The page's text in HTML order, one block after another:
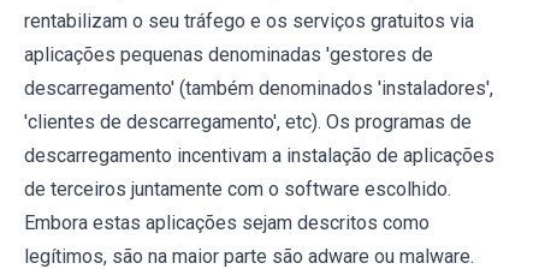
rentabilizam o seu tráfego e os serviços gratuitos via
aplicações pequenas denominadas 'gestores de
descarregamento' (também denominados 'instaladores',
'clientes de descarregamento', etc). Os programas de
descarregamento incentivam a instalação de aplicações
de terceiros juntamente com o software escolhido.
Embora estas aplicações sejam descritos como
legítimos, são na maior parte são adware ou malware.